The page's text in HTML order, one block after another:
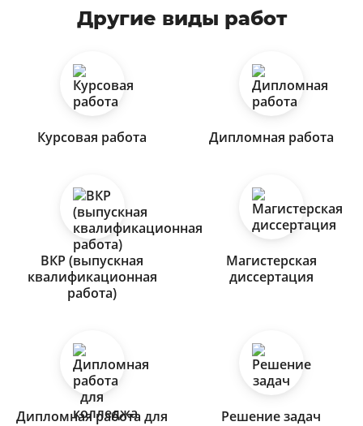
Другие виды работ
Курсовая работа Дипломная работа
ВКР (выпускная
квалификационная
работа)
Магистерская
диссертация
Дипломная работа для
Решение задач